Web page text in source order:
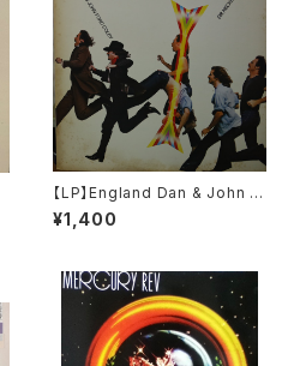
【LP】England Dan & John F
ord Coley / Dr. Heckle And
Mr. Jive
¥1,400